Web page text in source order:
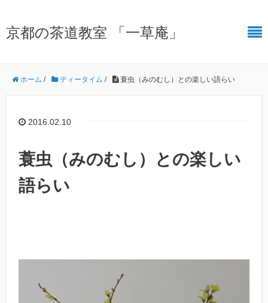
京都の茶道教室 「一草庵」
ホーム / ティータイム / 蓑虫（みのむし）との楽しい語らい
2016.02.10
蓑虫（みのむし）との楽しい
語らい